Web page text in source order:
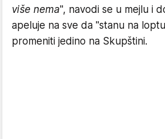
više nema", navodi se u mejlu i
apeluje na sve da "stanu na
promeniti jedino na Skupštini.